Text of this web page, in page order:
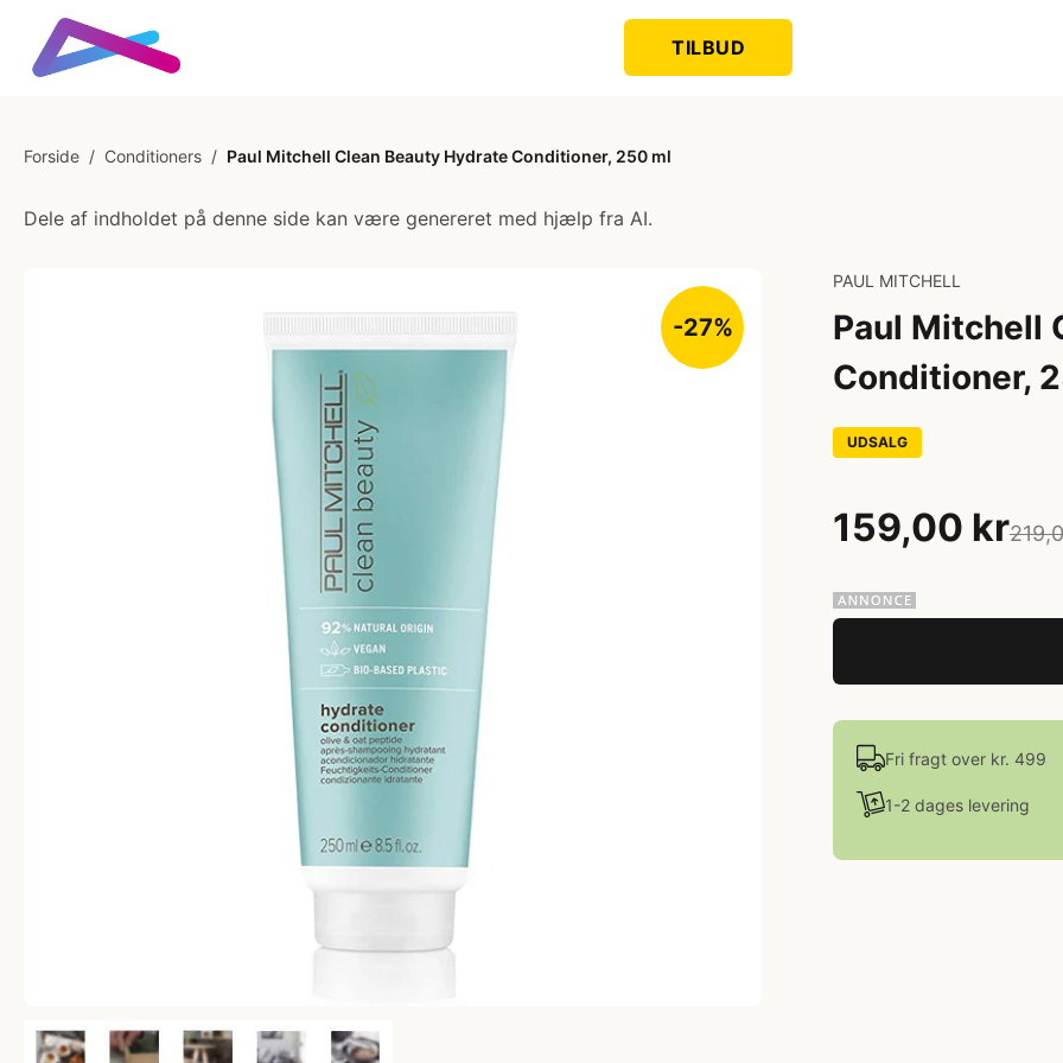
TILBUD
Forside / Conditioners / Paul Mitchell Clean Beauty Hydrate Conditioner, 250 ml
Dele af indholdet på denne side kan være genereret med hjælp fra AI.
-27%
PAUL MITCHELL
Paul Mitchell
Conditioner,
UDSALG
159,00 kr
Fri fragt over kr. 499
1-2 dages levering